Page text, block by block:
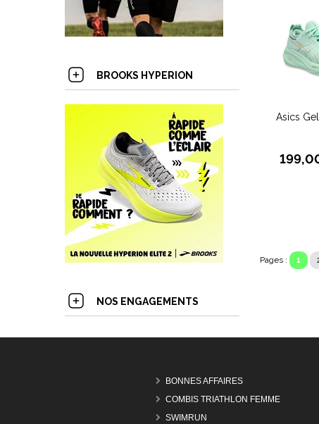
BROOKS HYPERION
NOS ENGAGEMENTS
Asics
Pages : 1
BONNES AFFAIRES
COMBIS TRIATHLON FEMME
SWIMRUN